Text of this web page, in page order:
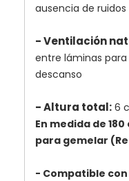
ausencia de ruidos
- Ventilación
entre láminas
descanso
- Altura total: 6
En medida de
para gemelar
- Compatible